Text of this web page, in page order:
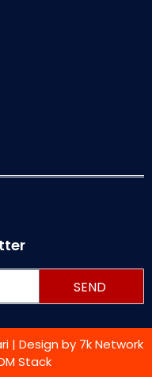
SEND
| Design by 7k Network
Stack